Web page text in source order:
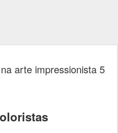
arte impressionista 5